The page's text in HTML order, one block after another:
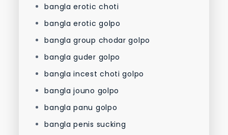
bangla erotic choti
bangla erotic golpo
bangla group chodar golpo
bangla guder golpo
bangla incest choti golpo
bangla jouno golpo
bangla panu golpo
bangla penis sucking